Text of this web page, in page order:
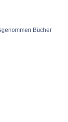
Bücher